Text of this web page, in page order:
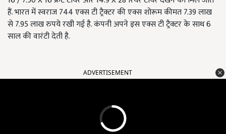
हैं. भारत में स्वराज 744 एक्स टी ट्रैक्टर की एक्स शोरूम कीमत 7.39 लाख
से 7.95 लाख रुपये रखी गई है. कंपनी अपने इस एक्स टी ट्रैक्टर के साथ 6
साल की वारंटी देती है.
ADVERTISEMENT